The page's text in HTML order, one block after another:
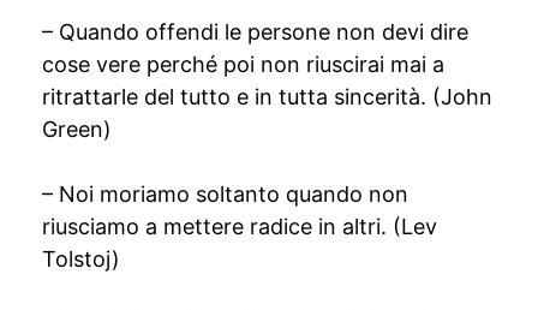
– Quando offendi le persone non devi dire
cose vere perché poi non riuscirai mai a
ritrattarle del tutto e in tutta sincerità. (John
Green)
– Noi moriamo soltanto quando non
riusciamo a mettere radice in altri. (Lev
Tolstoj)